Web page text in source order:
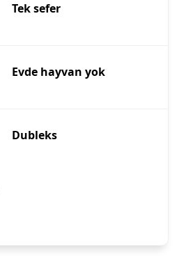
Tek sefer
Evde hayvan yok
Dubleks